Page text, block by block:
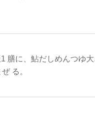
膳に、鮎だしめんつゆ
る。